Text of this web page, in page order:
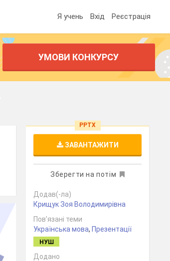
Я учень Вхід Реєстрація
УМОВИ КОНКУРСУ
PPTX
ЗАВАНТАЖИТИ
Зберегти на потім
Додав(-ла)
Крищук Зоя Володимирівна
Пов’язані теми
Українська мова, Презентації
НУШ
Додано